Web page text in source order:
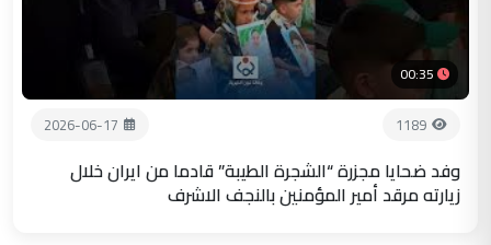
00:35
1189
2026-06-17
وفد ضحايا مجزرة “الشجرة الطيبة” قادما من ايران خلال
زيارته مرقد أمير المؤمنين بالنجف الاشرف